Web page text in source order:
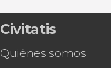
Entradas
Autobús turístico
Entrada a Palma
Espectáculo
Civitatis
Quiénes somos